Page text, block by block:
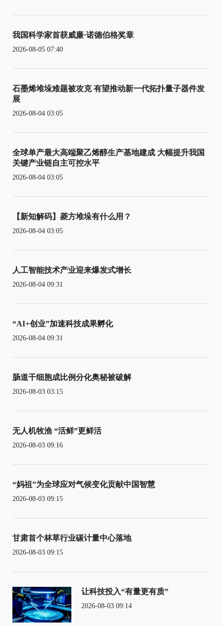
我国科学家首获威廉·诺德伯格奖章
2026-08-05 07:40
石墨烯堆垛难题被攻克 有望推动新一代拓扑量子器件发
展
2026-08-04 03:05
全球单产最大高端聚乙烯醇生产基地建成 大幅提升我国
关键产业链自主可控水平
2026-08-04 03:05
【新知解码】菱方堆垛有什么用？
2026-08-04 03:05
人工智能技术产业迎来爆发式增长
2026-08-04 09:31
“AI+创业”加速科技成果孵化
2026-08-04 09:31
肠道干细胞成比例分化奥秘被破解
2026-08-03 03:15
无人机牧渔 “活鲜”更鲜活
2026-08-03 09:16
“妈祖”为全球应对气候变化贡献中国智慧
2026-08-03 09:15
甘肃首个林草行业碳计量中心落地
2026-08-03 09:15
让科技投入“有量更有质”
2026-08-03 09:14